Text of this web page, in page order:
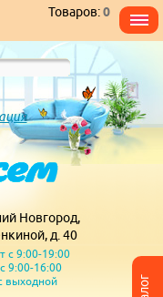
Товаров:0
Новгород,
д. 40
с 9:00-19:00
9:00-16:00
выходной